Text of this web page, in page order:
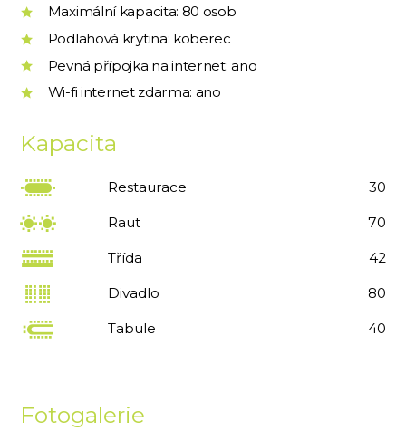
Maximální kapacita: 80 osob
Podlahová krytina: koberec
Pevná přípojka na internet: ano
Wi-fi internet zdarma: ano
Kapacita
Restaurace 30
Raut 70
Třída 42
Divadlo 80
Tabule 40
Fotogalerie